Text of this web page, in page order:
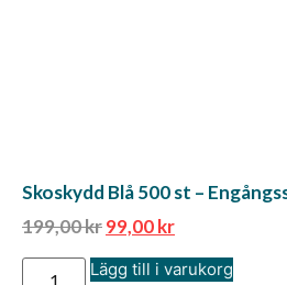
Skoskydd Blå 500 st –
199,00kr99,00kr
Lägg till i varukorg